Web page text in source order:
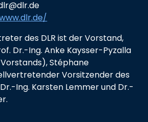
des DLR ist der Vorstand,
Dr.-Ing. Anke Kaysser-Pyzalla
Stéphane
Vorsitzender des
Ing. Karsten Lemmer und Dr.-